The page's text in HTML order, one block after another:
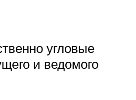
угловые
и ведомого